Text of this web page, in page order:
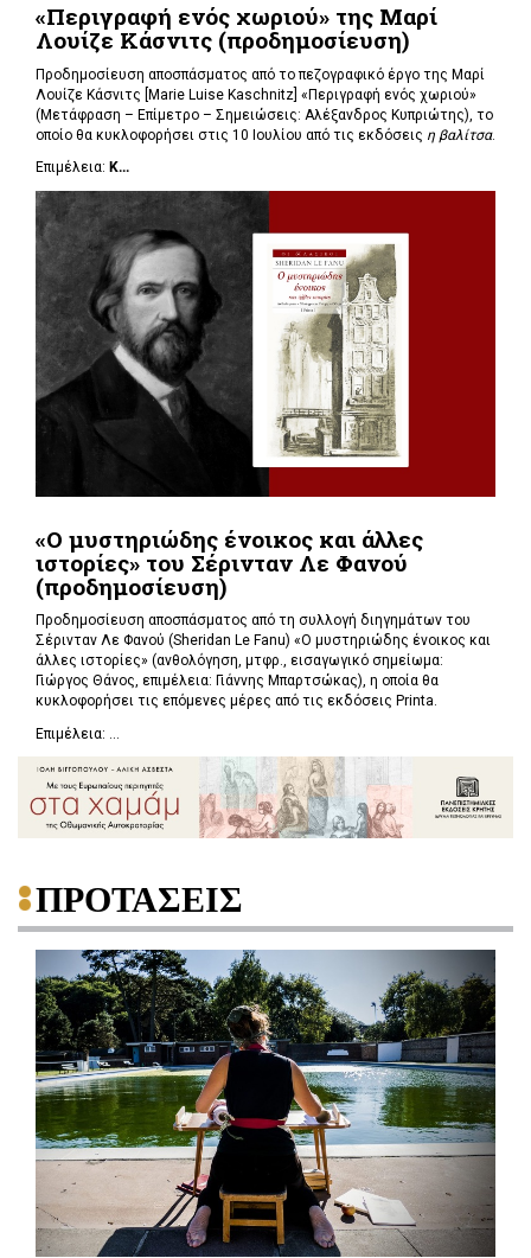
«Περιγραφή ενός χωριού» της Μαρί
Λουίζε Κάσνιτς (προδημοσίευση)
Προδημοσίευση αποσπάσματος από το πεζογραφικό έργο της Μαρί
Λουίζε Κάσνιτς [Marie Luise Kaschnitz] «Περιγραφή ενός χωριού»
(Μετάφραση – Επίμετρο – Σημειώσεις: Αλέξανδρος Κυπριώτης), το
οποίο θα κυκλοφορήσει στις 10 Ιουλίου από τις εκδόσεις η βαλίτσα.
Επιμέλεια: Κ...
«Ο μυστηριώδης ένοικος και άλλες
ιστορίες» του Σέρινταν Λε Φανού
(προδημοσίευση)
Προδημοσίευση αποσπάσματος από τη συλλογή διηγημάτων του
Σέρινταν Λε Φανού (Sheridan Le Fanu) «Ο μυστηριώδης ένοικος και
άλλες ιστορίες» (ανθολόγηση, μτφρ., εισαγωγικό σημείωμα:
Γιώργος Θάνος, επιμέλεια: Γιάννης Μπαρτσώκας), η οποία θα
κυκλοφορήσει τις επόμενες μέρες από τις εκδόσεις Printa.
Επιμέλεια: ...
ΠΡΟΤΑΣΕΙΣ